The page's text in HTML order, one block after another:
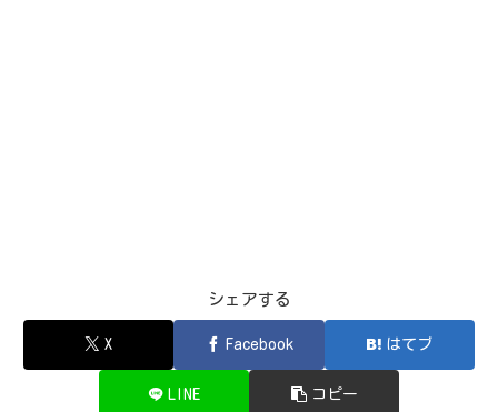
シェアする
X Facebook はてブ
LINE コピー